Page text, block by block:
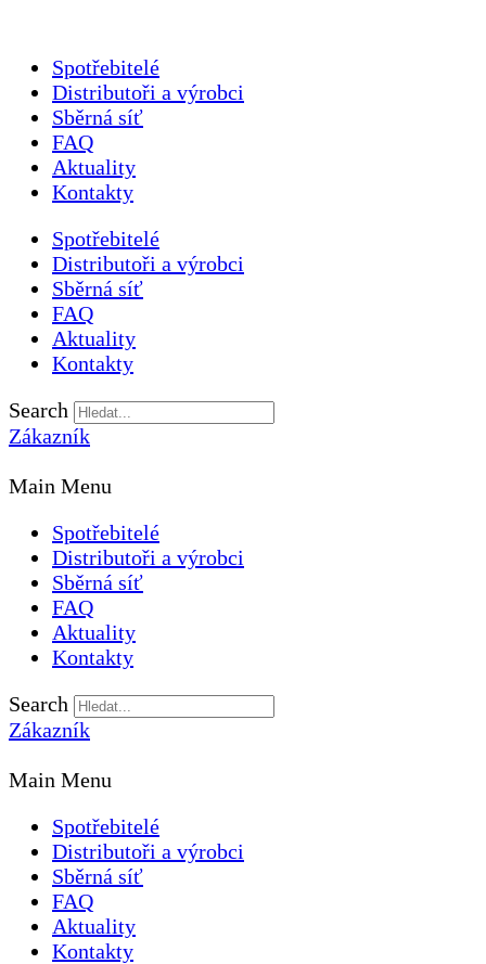
Spotřebitelé
Distributoři a výrobci
Sběrná síť
FAQ
Aktuality
Kontakty
Spotřebitelé
Distributoři a výrobci
Sběrná síť
FAQ
Aktuality
Kontakty
Search
Zákazník
Main Menu
Spotřebitelé
Distributoři a výrobci
Sběrná síť
FAQ
Aktuality
Kontakty
Search
Zákazník
Main Menu
Spotřebitelé
Distributoři a výrobci
Sběrná síť
FAQ
Aktuality
Kontakty